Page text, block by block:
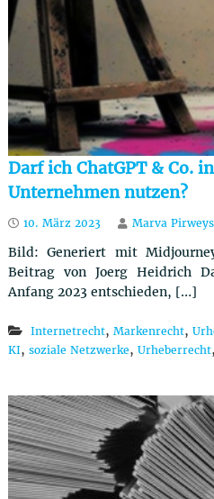
Darf ich ChatGPT & Co.
Unternehmen nutzen?
10. März 2023 Marva
Bild: Generiert mit
Beitrag von Joerg Heidrich
Anfang 2023 entschieden, […]
Internetrecht, Markenrecht,
KI, soziale Netzwerke, Urheberrecht